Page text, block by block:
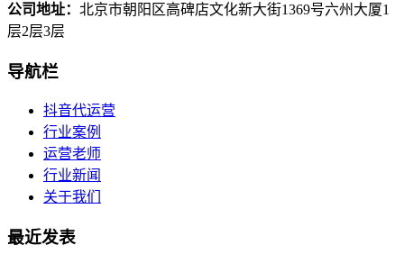
公司地址： 北京市朝阳区高碑店文化新大街1369号六州大厦1
层2层3层
导航栏
抖音代运营
行业案例
运营老师
行业新闻
关于我们
最近发表